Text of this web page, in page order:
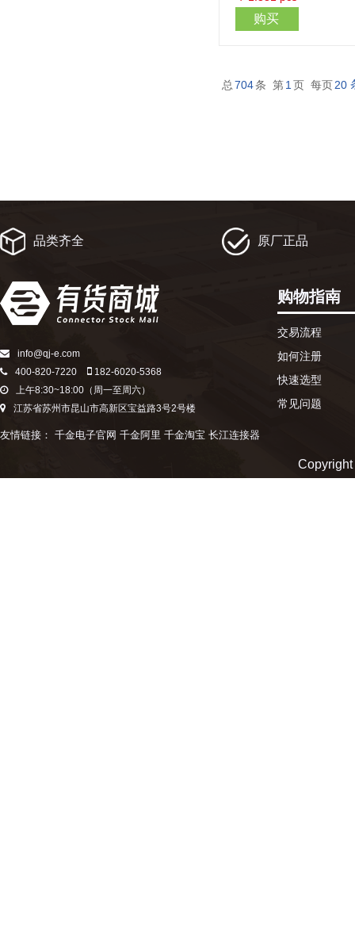
购买
总 704条 第1 页 每页20
品类齐全 原厂正品
info@qj-e.com
400-820-7220
182-6020-5368
上午8:30~18:00（周一至周六）
江苏省苏州市昆山市高新区宝益路3号2号楼
购物指南
交易流程
如何注册
快速选型
常见问题
友情链接： 千金电子官网 千金阿里 千金淘宝 长江连接器